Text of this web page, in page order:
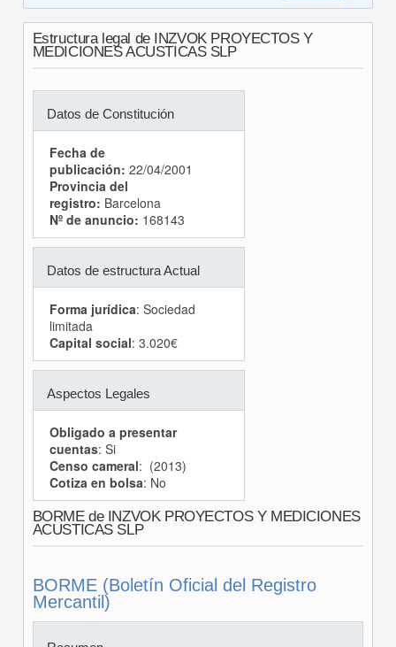
Estructura legal de INZVOK PROYECTOS Y
MEDICIONES ACUSTICAS SLP
Datos de Constitución
Fecha de
publicación: 22/04/2001
Provincia del
registro: Barcelona
Nº de anuncio: 168143
Datos de estructura Actual
Forma jurídica: Sociedad
limitada
Capital social: 3.020€
Aspectos Legales
Obligado a presentar
cuentas: Si
Censo cameral: (2013)
Cotiza en bolsa: No
BORME de INZVOK PROYECTOS Y MEDICIONES
ACUSTICAS SLP
BORME (Boletín Oficial del Registro
Mercantil)